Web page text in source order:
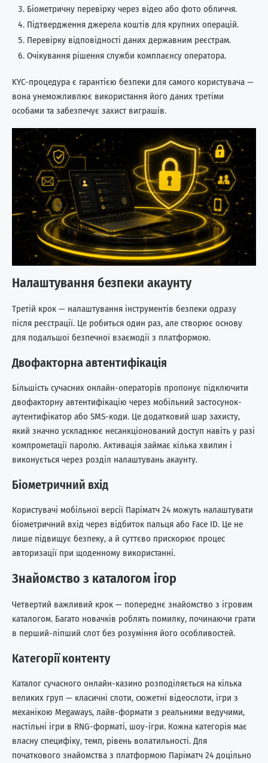
Біометричну перевірку через відео або фото обличчя.
Підтвердження джерела коштів для крупних операцій.
Перевірку відповідності даних державним реєстрам.
Очікування рішення служби комплаєнсу оператора.
KYC-процедура є гарантією безпеки для самого користувача —
вона унеможливлює використання його даних третіми
особами та забезпечує захист виграшів.
Налаштування безпеки акаунту
Третій крок — налаштування інструментів безпеки одразу
після реєстрації. Це робиться один раз, але створює основу
для подальшої безпечної взаємодії з платформою.
Двофакторна автентифікація
Більшість сучасних онлайн-операторів пропонує підключити
двофакторну автентифікацію через мобільний застосунок-
аутентифікатор або SMS-коди. Це додатковий шар захисту,
який значно ускладнює несанкціонований доступ навіть у разі
компрометації паролю. Активація займає кілька хвилин і
виконується через розділ налаштувань акаунту.
Біометричний вхід
Користувачі мобільної версії Паріматч 24 можуть налаштувати
біометричний вхід через відбиток пальця або Face ID. Це не
лише підвищує безпеку, а й суттєво прискорює процес
авторизації при щоденному використанні.
Знайомство з каталогом ігор
Четвертий важливий крок — попереднє знайомство з ігровим
каталогом. Багато новачків роблять помилку, починаючи грати
в перший-ліпший слот без розуміння його особливостей.
Категорії контенту
Каталог сучасного онлайн-казино розподіляється на кілька
великих груп — класичні слоти, сюжетні відеослоти, ігри з
механікою Megaways, лайв-формати з реальними ведучими,
настільні ігри в RNG-форматі, шоу-ігри. Кожна категорія має
власну специфіку, темп, рівень волатильності. Для
початкового знайомства з платформою Паріматч 24 доцільно